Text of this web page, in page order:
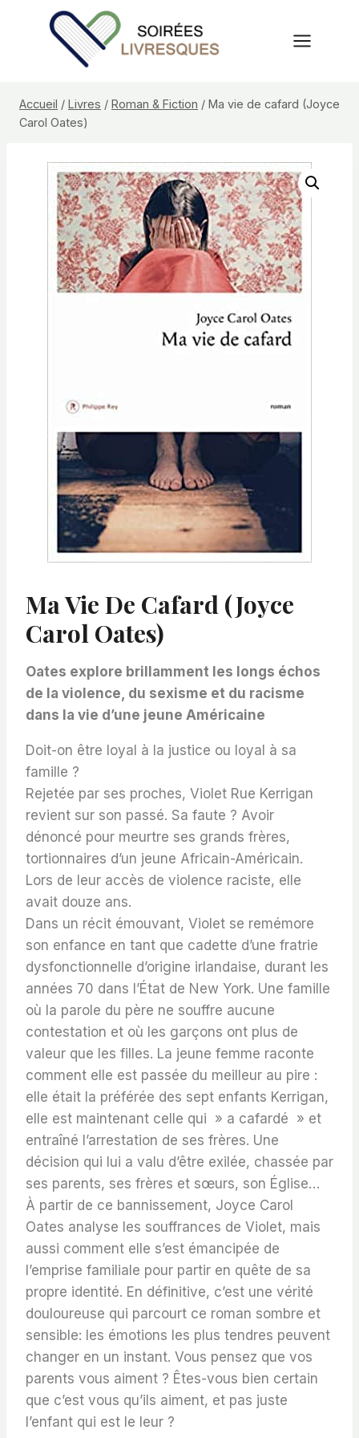
Accueil / Livres / Roman & Fiction / Ma vie de cafard (Joyce
Carol Oates)
Ma Vie De Cafard (Joyce
Carol Oates)
Oates explore brillamment les longs échos
de la violence, du sexisme et du racisme
dans la vie d’une jeune Américaine
Doit-on être loyal à la justice ou loyal à sa
famille ?
Rejetée par ses proches, Violet Rue Kerrigan
revient sur son passé. Sa faute ? Avoir
dénoncé pour meurtre ses grands frères,
tortionnaires d’un jeune Africain-Américain.
Lors de leur accès de violence raciste, elle
avait douze ans.
Dans un récit émouvant, Violet se remémore
son enfance en tant que cadette d’une fratrie
dysfonctionnelle d’origine irlandaise, durant les
années 70 dans l’État de New York. Une famille
où la parole du père ne souffre aucune
contestation et où les garçons ont plus de
valeur que les filles. La jeune femme raconte
comment elle est passée du meilleur au pire :
elle était la préférée des sept enfants Kerrigan,
elle est maintenant celle qui » a cafardé » et
entraîné l’arrestation de ses frères. Une
décision qui lui a valu d’être exilée, chassée par
ses parents, ses frères et sœurs, son Église…
À partir de ce bannissement, Joyce Carol
Oates analyse les souffrances de Violet, mais
aussi comment elle s’est émancipée de
l’emprise familiale pour partir en quête de sa
propre identité. En définitive, c’est une vérité
douloureuse qui parcourt ce roman sombre et
sensible: les émotions les plus tendres peuvent
changer en un instant. Vous pensez que vos
parents vous aiment ? Êtes-vous bien certain
que c’est vous qu’ils aiment, et pas juste
l’enfant qui est le leur ?